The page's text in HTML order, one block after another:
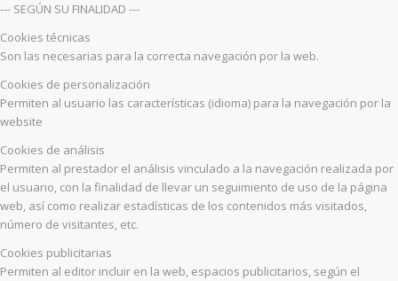
--- SEGÚN SU FINALIDAD ---
Cookies técnicas
Son las necesarias para la correcta navegación por la web.
Cookies de personalización
Permiten al usuario las características (idioma) para la navegación por la
website
Cookies de análisis
Permiten al prestador el análisis vinculado a la navegación realizada por
el usuario, con la finalidad de llevar un seguimiento de uso de la página
web, así como realizar estadísticas de los contenidos más visitados,
número de visitantes, etc.
Cookies publicitarias
Permiten al editor incluir en la web, espacios publicitarios, según el